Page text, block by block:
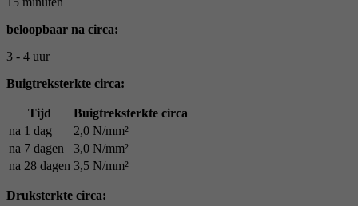
beloopbaar na circa:
3 - 4 uur
Buigtreksterkte circa:
Tijd
Buigtreksterkte circa
na 1 dag
2,0 N/mm²
na 7 dagen
3,0 N/mm²
na 28 dagen 3,5 N/mm²
Druksterkte circa: